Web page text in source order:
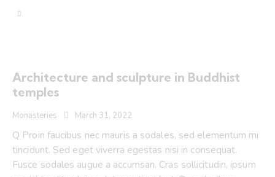
Architecture and sculpture in Buddhist
temples
Monasteries March 31, 2022
Q Proin faucibus nec mauris a sodales, sed elementum mi
tincidunt. Sed eget viverra egestas nisi in consequat.
Fusce sodales augue a accumsan. Cras sollicitudin, ipsum